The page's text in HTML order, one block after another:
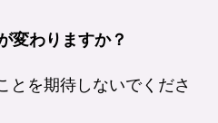
変わりますか？
とを期待しないでくださ